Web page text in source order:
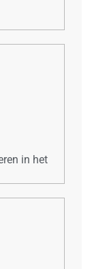
in het